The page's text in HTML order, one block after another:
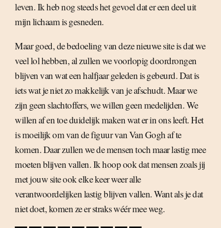
leven. Ik heb nog steeds het gevoel dat er een deel uit
mijn lichaam is gesneden.
Maar goed, de bedoeling van deze nieuwe site is dat we
veel lol hebben, al zullen we voorlopig doordrongen
blijven van wat een halfjaar geleden is gebeurd. Dat is
iets wat je niet zo makkelijk van je afschudt. Maar we
zijn geen slachtoffers, we willen geen medelijden. We
willen af en toe duidelijk maken wat er in ons leeft. Het
is moeilijk om van de figuur van Van Gogh af te
komen. Daar zullen we de mensen toch maar lastig mee
moeten blijven vallen. Ik hoop ook dat mensen zoals jij
met jouw site ook elke keer weer alle
verantwoordelijken lastig blijven vallen. Want als je dat
niet doet, komen ze er straks wéér mee weg.